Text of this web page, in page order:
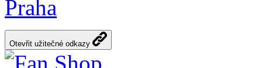
Praha
Otevřit užitečné odkazy